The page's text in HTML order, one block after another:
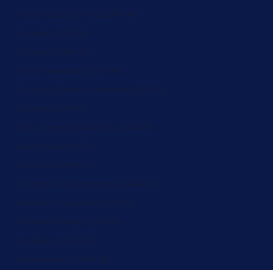
Tristan da Cunha (ZAR R)
Tunisia (ZAR R)
Türkiye (ZAR R)
Turkmenistan (ZAR R)
Turks & Caicos Islands (ZAR R)
Tuvalu (ZAR R)
U.S. Outlying Islands (ZAR R)
Uganda (ZAR R)
Ukraine (ZAR R)
United Arab Emirates (ZAR R)
United Kingdom (ZAR R)
United States (ZAR R)
Uruguay (ZAR R)
Uzbekistan (ZAR R)